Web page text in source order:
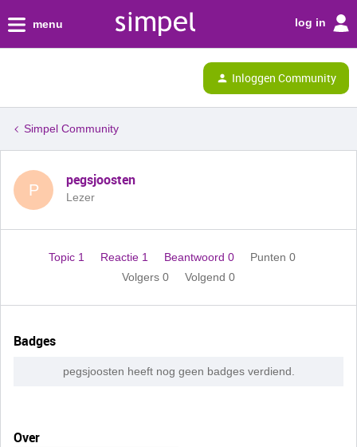
menu log in
Inloggen Community
Simpel Community
P
pegsjoosten
Lezer
Topic 1 Reactie 1 Beantwoord 0
Punten 0
Volgers 0 Volgend 0
Badges
pegsjoosten heeft nog geen badges verdiend.
Over